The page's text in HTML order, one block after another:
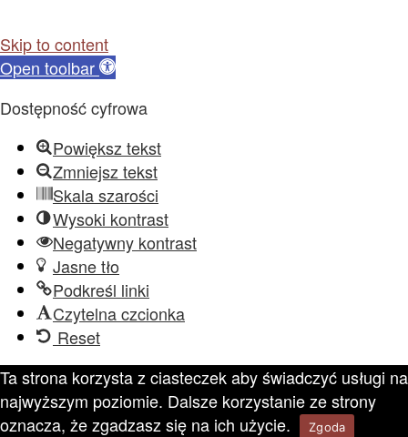
Skip to content
Open toolbar
Dostępność cyfrowa
Powiększ tekst
Zmniejsz tekst
Skala szarości
Wysoki kontrast
Negatywny kontrast
Jasne tło
Podkreśl linki
Czytelna czcionka
Reset
Ta strona korzysta z ciasteczek aby świadczyć usługi na
najwyższym poziomie. Dalsze korzystanie ze strony
oznacza, że zgadzasz się na ich użycie.
Zgoda